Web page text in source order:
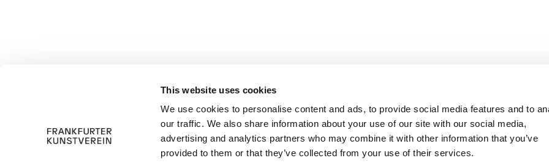
This website uses cookies
We use cookies to personalise content and ads, to provide social media features and to
our traffic. We also share information about your use of our site with our social media,
advertising and analytics partners who may combine it with other information that you’ve
provided to them or that they’ve collected from your use of their services.